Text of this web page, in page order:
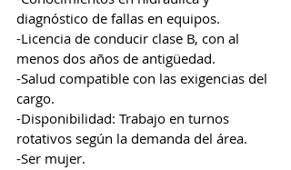
diagnóstico de fallas en equipos.
-Licencia de conducir clase B, con al
menos dos años de antigüedad.
-Salud compatible con las exigencias del
cargo.
-Disponibilidad: Trabajo en turnos
rotativos según la demanda del área.
-Ser mujer.